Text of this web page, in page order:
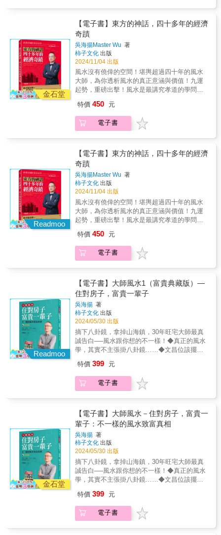
金石堂
【電子書】東方的神話，四十多年的經濟
奇蹟
吳海揚Master Wu 著
柿子文化 出版
2024/11/04 出版
風水沒有僥倖的空間！堪輿超過四十年的風水
大師，為你透析風水的真正意涵與價值！九運
起勢，重磅出擊！風水是最講究孝道的學問；
間……吳海揚老師將更深入探討玄空風水的內
涵與價值，藉由眾多的真實案例，以及風水大
師超過四十年的精實研究和經驗，要讓你我真
◆只有住在富貴線上的房子，才能富貴一輩
子！◆起造房宅或安葬先人的陰宅，也講究時
令喔。◆風鈴是不可以隨便掛的！◆財位是補
充正能量思維的地方。但是，每一間房子的財
位可都不一樣！◆風水氣運已進入九運，所以
不要用八運的好運，來看待九運的歹運。想要
扭轉生命的契機，對風水學要有基本的認知！
人生的轉變，有時候就在一念之間，就好比你
內心的世界改變了，你所看見的外在的境界也
就隨之改變了。很多人在一生中倘若有機會發
子就是「內在的思維」的轉變，並且也要懂得
利用流年的變化，下定決心將自己改變，再次
蛻變，這樣才會有一個華麗轉身！◆不管你一
蓋廠房、做好祖墳，都是關鍵的致勝祕訣！◆
買屋，你認為是「價格」重要，還是「價值」
重要呢？◆別人適合的，看來是好風水的房
子，卻不一定就適合你居住喔！◆改變命的方
法：一墳、二命、三風水、四慈悲、五信仰。
◆時勢能造英雄，英雄也能造時勢，「命運」
及「風水」兩者關係密切，即使是人才，看不
準時機方向，再努力有時也難有所成就。
吉凶來決定其生剋。◆風水對人是一種潛移默
人生？玄空風水教你從做人開始！人生發生的
一切都在考驗著我們的心性？通常一開始是考
驗你的疑心，再來是考驗你的決心，最後則考
驗你感恩的心。如果做人能夠常保謙卑感恩的
心，聽到善意的規勸之言，就多留意並反思自
己有沒有什麼過失，莫遲疑，下定決心去修
正，知過勿憚改，這樣命運可能就不一樣了。
◆風水考驗著人性，能夠得到福澤的人，只那
些真正有福氣的人。◆做人大方不要太小氣，
這個是風水裡面很重要的一個關鍵！◆對父母
孝順，這已經是「發富的必要條件」。◆找兩
個老師看風水的人，往往都不會有好結果。◆
風水學可以帶給人們無限的想像，而氣度大小
影響了人們的想像。◆命運並非不可改變，而
是我們有沒有正確的方法去改變。那些人，那
些事，因為風水而扭轉了命運！超過80個真人
特價 450 元
電子書
Readmoo
【電子書】東方的神話，四十多年的經濟
奇蹟
吳海揚Master Wu 著
柿子文化 出版
2024/11/04 出版
風水沒有僥倖的空間！堪輿超過四十年的風水
大師，為你透析風水的真正意涵與價值！九運
起勢，重磅出擊！風水是最講究孝道的學問；
間……吳海揚老師將更深入探討玄空風水的內
涵與價值，藉由眾多的真實案例，以及風水大
師超過四十年的精實研究和經驗，要讓你我真
◆只有住在富貴線上的房子，才能富貴一輩
子！◆起造房宅或安葬先人的陰宅，也講究時
令喔。◆風鈴是不可以隨便掛的！◆財位是補
充正能量思維的地方。但是，每一間房子的財
位可都不一樣！◆風水氣運已進入九運，所以
不要用八運的好運，來看待九運的歹運。想要
扭轉生命的契機，對風水學要有基本的認知！
人生的轉變，有時候就在一念之間，就好比你
內心的世界改變了，你所看見的外在的境界也
就隨之改變了。很多人在一生中倘若有機會發
子就是「內在的思維」的轉變，並且也要懂得
利用流年的變化，下定決心將自己改變，再次
蛻變，這樣才會有一個華麗轉身！◆不管你一
蓋廠房、做好祖墳，都是關鍵的致勝祕訣！◆
買屋，你認為是「價格」重要，還是「價值」
重要呢？◆別人適合的，看來是好風水的房
子，卻不一定就適合你居住喔！◆改變命的方
法：一墳、二命、三風水、四慈悲、五信仰。
◆時勢能造英雄，英雄也能造時勢，「命運」
及「風水」兩者關係密切，即使是人才，看不
準時機方向，再努力有時也難有所成就。
吉凶來決定其生剋。◆風水對人是一種潛移默
人生？玄空風水教你從做人開始！人生發生的
一切都在考驗著我們的心性？通常一開始是考
驗你的疑心，再來是考驗你的決心，最後則考
特價 450 元
電子書
Readmoo
【電子書】大師風水1（富貴典藏版）—
住對房子，富貴一輩子
吳海揚 著
柿子文化 出版
2024/05/30 出版
摘下八卦鏡，拿掉山海鎮，30年旺宅大師最真
誠告白──風水跟你想的不一樣！◆真正的風水
學，其實不主張掛八卦鏡……◆文昌位該擺的
◆小心！大門或出入口開在龍邊不一定大吉，
有時還可能招禍！◆比起冰箱有沒有對爐火、
開門見不見灶，爐火在家中哪個方位更重
和聚寶盆、擔心屋樑壓床頭怎麼改、猶豫房門
可不可以對房門？是時候拋開這些無關緊要的
細枝末節，好好運用真正的風水了！《大師風
水──住對房子，富貴一輩子》是本少見的誠實
風水告白，不只分享玄空風水學的偉大及其對
家道的巨大影響，作者還以他三十年看宅生涯
的紮實研究和臨床實例，戳破你我可能都在用
的錯誤風水！逾45個案例故事，富貴、健康、
平安、幸福，留給懂風水的人！◆連間不動產
都沒有的創業男，在被逼著買房、買土地後，
讓小倆口爭吵不休……◆量身訂作「財源廣進
宅」，讓公司安然度過2008年雷曼兄弟引起的
金融風暴。◆究竟哪裡出問題，整條街的住戶
特價 399 元
電子書
金石堂
【電子書】大師風水－住對房子，富貴一
輩子：不一樣的風水致富真相
吳海揚 著
柿子文化 出版
2024/05/30 出版
摘下八卦鏡，拿掉山海鎮，30年旺宅大師最真
誠告白──風水跟你想的不一樣！◆真正的風水
學，其實不主張掛八卦鏡……◆文昌位該擺的
◆小心！大門或出入口開在龍邊不一定大吉，
有時還可能招禍！◆比起冰箱有沒有對爐火、
開門見不見灶，爐火在家中哪個方位更重
特價 399 元
電子書